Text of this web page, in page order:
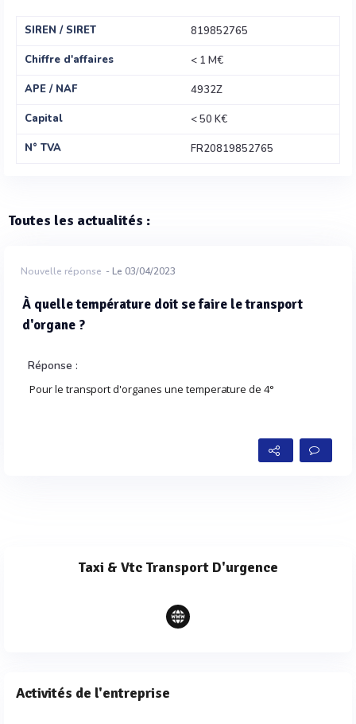
SIREN / SIRET
819852765
Chiffre d'affaires
< 1 M€
APE / NAF
4932Z
Capital
< 50 K€
N° TVA
FR20819852765
Toutes les actualités :
Nouvelle réponse - Le 03/04/2023
À quelle température doit se faire le transport
d'organe ?
Réponse :
Pour le transport d'organes une temperature de 4°
Taxi & Vtc Transport D'urgence
Activités de l'entreprise